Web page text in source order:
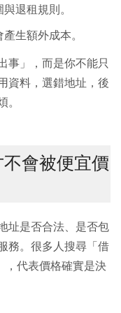
退租規則。
生額外成本。
事」，而是你不能只
資料，選錯地址，後
會被便宜價
址是否合法、是否包
務。很多人搜尋「借
，代表價格確實是決